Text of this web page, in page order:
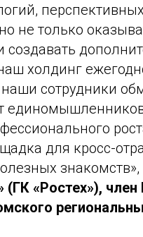
не только
создавать
холдинг
наши сотрудники
для кросс-
знакомств»,
(ГК «Ростех»),